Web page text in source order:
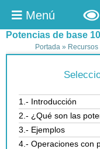
Menú
Potencias de base 10
Portada »
1.- Introducción
2.- ¿Qué son las
3.- Ejemplos
4.- Operaciones con